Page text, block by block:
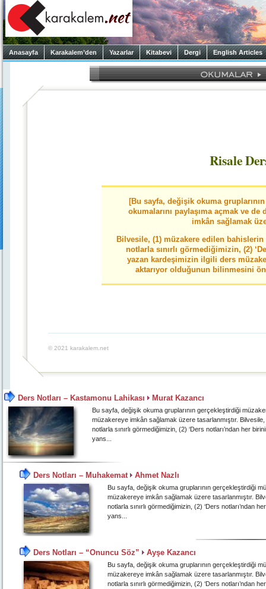
Anasayfa Karakalem’den Yazarlar Kitabevi Dergi English Articles
Risale
[Bu sayfa, değişik okuma
okumalarını paylaşıma açmak ve
imkân sağlamak
Bilvesile, (1) müzakere edilen
notlarla sınırlı görmediğimizin, (2)
yazan kardeşimizin ilgili ders
aktarıyor olduğunun bilinmesini
© 2021 karakalem.net
Ders Notları – Kastamonu Lahikası Murat Kazancı
Bu sayfa, değişik okuma gruplarının gerçekleştirdiği
müzakereye imkân sağlamak üzere tasarlanmıştır.
notlarla sınırlı görmediğimizin, (2) ‘Ders notları’ndan her
yans...
Ders Notları – Muhakemat Ahmet Nazlı
Bu sayfa, değişik okuma gruplarının gerçekleştirdiği
müzakereye imkân sağlamak üzere tasarlanmıştır.
notlarla sınırlı görmediğimizin, (2) ‘Ders
yans...
Ders Notları – “Onuncu Söz” Ayşe Kazancı
Bu sayfa, değişik okuma gruplarının gerçekleştirdiği
müzakereye imkân sağlamak üzere tasarlanmıştır.
notlarla sınırlı görmediğimizin, (2) ‘Ders